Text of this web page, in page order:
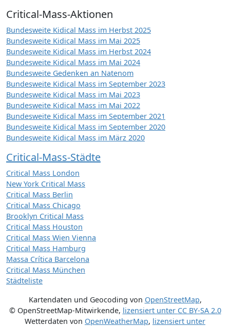
Critical-Mass-Aktionen
Bundesweite Kidical Mass im Herbst 2025
Bundesweite Kidical Mass im Mai 2025
Bundesweite Kidical Mass im Herbst 2024
Bundesweite Kidical Mass im Mai 2024
Bundesweite Gedenken an Natenom
Bundesweite Kidical Mass im September 2023
Bundesweite Kidical Mass im Mai 2023
Bundesweite Kidical Mass im Mai 2022
Bundesweite Kidical Mass im September 2021
Bundesweite Kidical Mass im September 2020
Bundesweite Kidical Mass im März 2020
Critical-Mass-Städte
Critical Mass London
New York Critical Mass
Critical Mass Berlin
Critical Mass Chicago
Brooklyn Critical Mass
Critical Mass Houston
Critical Mass Wien Vienna
Critical Mass Hamburg
Massa Crítica Barcelona
Critical Mass München
Städteliste
Kartendaten und Geocoding von OpenStreetMap,
© OpenStreetMap-Mitwirkende, lizensiert unter CC BY-SA 2.0
Wetterdaten von OpenWeatherMap, lizensiert unter